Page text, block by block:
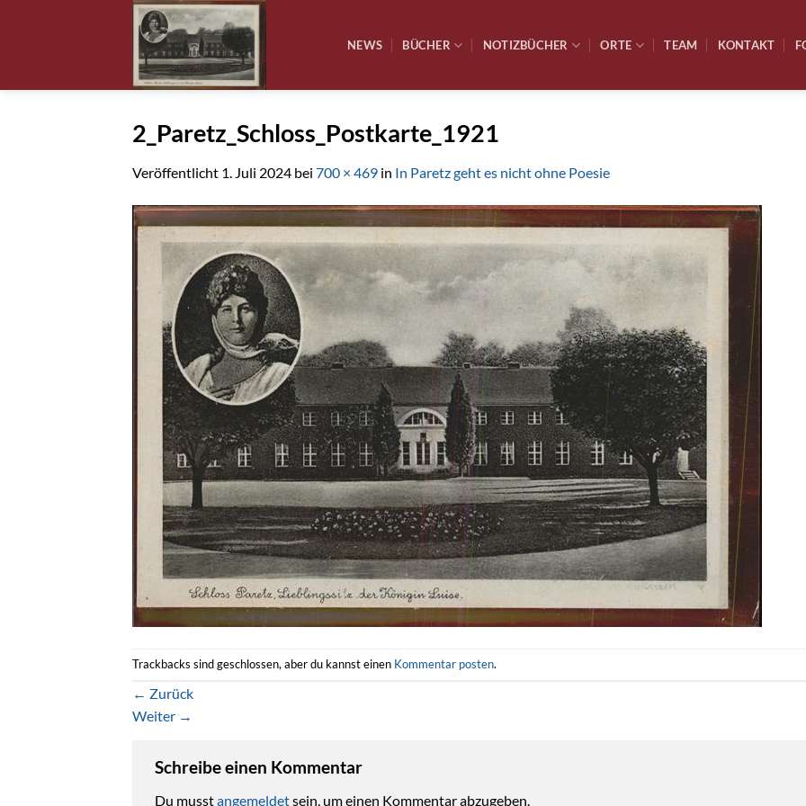
NEWS BÜCHER NOTIZBÜCHER ORTE TEAM KONTAKT
2_Paretz_Schloss_Postkarte_1921
Veröffentlicht 1. Juli 2024 bei 700 × 469 in In Paretz geht es nicht ohne Poesie
Trackbacks sind geschlossen, aber du kannst einen Kommentar posten.
← Zurück
Weiter →
Schreibe einen Kommentar
Du musstangemeldetsein, um einen Kommentar abzugeben.